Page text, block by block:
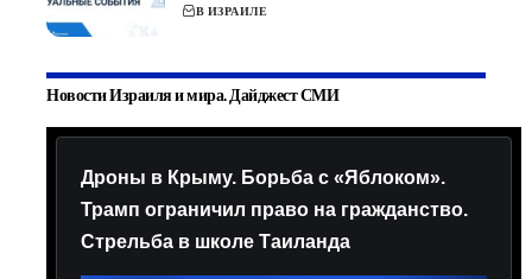
В ИЗРАИЛЕ
Новости Израиля и мира. Дайджест СМИ